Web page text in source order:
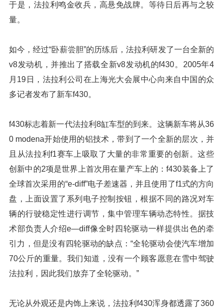
于是，法拉利鸣金收兵，高悬免战牌。等待日后再与之较
量。
如今，经过“卧薪尝胆”的历练后，法拉利研发了一台全新的
v8发动机，并推出了搭载全新v8发动机的f430。2005年4
月19日，法拉利公司在上海光大会展中心向来自中国的众
多记者发布了新车f430。
f430标志着新一代法拉利8缸车型的到来。这辆新车将从36
0 modena开始使用的铝技术，带到了一个全新的层次，并
且从法拉利f1赛车上吸取了大量的非常重要的创新。这些
创新中的2项是世界上首次用在量产车上的：f430装备上了
全球首次采用的“e-diff”电子差速器，并且使用了f1式的方向
盘，上面设置了系列电子控制按钮，根据不同的路况对车
辆的行驶稳定性进行调节，集中管理车辆动态特性。据技
术部负责人介绍e—diff像全时四轮驱动一样提供出色的牵
引力，但是没有四轮驱动的缺点：“全轮驱动会使汽车增加
70公斤的重量。我们知道，没有一个顾客愿意在雪中驾驶
法拉利，因此我们放弃了全轮驱动。”
无论从外观还是内饰上来说，法拉利f430浑身都透露了360